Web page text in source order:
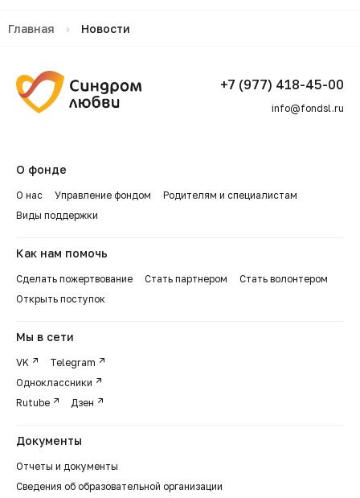
Главная › Новости
+7 (977) 418-45-00
info@fondsl.ru
О фонде
О нас Управление фондом
Родителям и специалистам
Виды поддержки
Как нам помочь
Сделать пожертвование Стать партнером
Стать волонтером
Открыть поступок
Мы в сети
VK
Telegram
Одноклассники
Rutube
Дзен
Документы
Отчеты и документы
Сведения об образовательной организации